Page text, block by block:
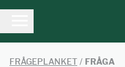
FRÅGEPLANKET / FRÅGA